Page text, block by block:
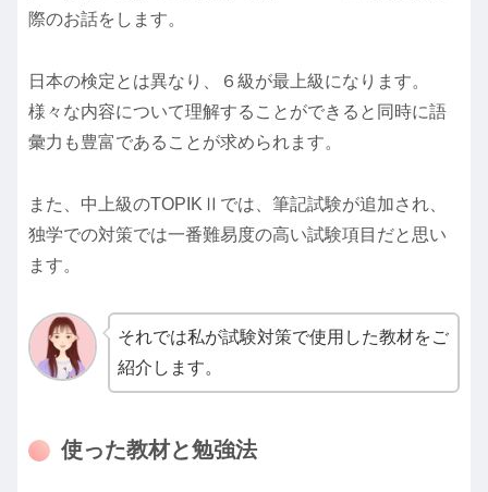
際のお話をします。
日本の検定とは異なり、６級が最上級になります。
様々な内容について理解することができると同時に語
彙力も豊富であることが求められます。
また、中上級のTOPIKⅡでは、筆記試験が追加され、
独学での対策では一番難易度の高い試験項目だと思い
ます。
それでは私が試験対策で使用した教材をご
紹介します。
使った教材と勉強法